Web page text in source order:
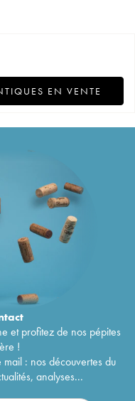
EN VENTE
et profitez de nos pépites
!
: nos découvertes du
analyses...